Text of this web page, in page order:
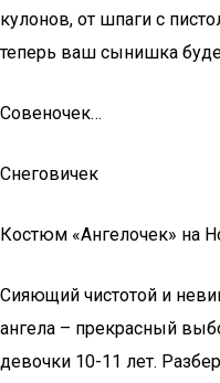
кулонов, от шпаги с
теперь ваш сынишка
Совеночек…
Снеговичек
Костюм «Ангелочек» на
Сияющий чистотой и
ангела – прекрасный
девочки 10-11 лет.